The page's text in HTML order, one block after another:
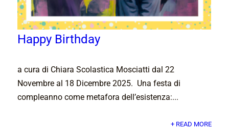
Happy Birthday
a cura di Chiara Scolastica Mosciatti dal 22
Novembre al 18 Dicembre 2025. Una festa di
compleanno come metafora dell’esistenza:...
+ READ MORE